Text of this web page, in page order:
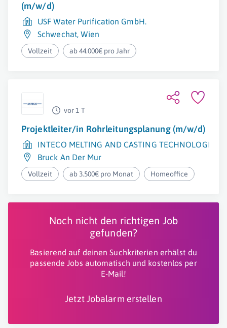
(m/w/d)
USF Water Purification GmbH.
Schwechat,Wien
Vollzeit ab 44.000€ pro Jahr
vor 1 T
Projektleiter/in Rohrleitungsplanung (m/w/d)
INTECO MELTING AND CASTING TECHNOLOGIES
Bruck An Der Mur
Vollzeit ab 3.500€ pro Monat Homeoffice
Noch nicht den richtigen Job
gefunden?
Basierend auf deinen Suchkriterien erhälst du
passende Jobs automatisch und kostenlos per
E-Mail!
Jetzt Jobalarm erstellen